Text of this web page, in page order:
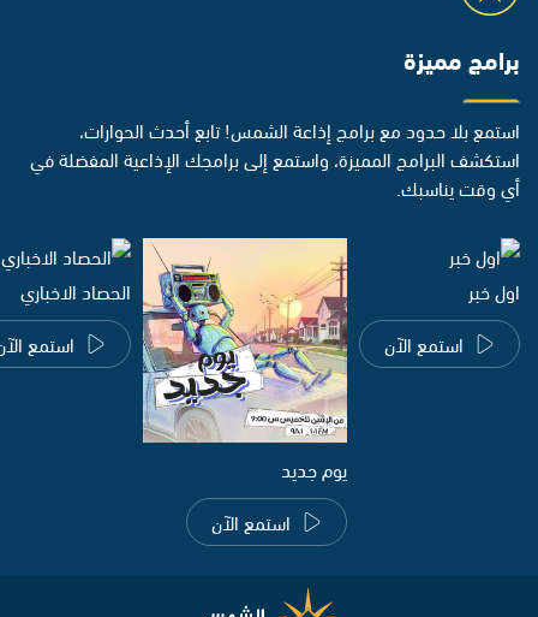
برامج مميزة
استمع بلا حدود مع برامج إذاعة الشمس! تابع أحدث الحوارات،
استكشف البرامج المميزة، واستمع إلى برامجك الإذاعية المفضلة في
أي وقت يناسبك.
اول خبر
استمع الآن
يوم جديد
استمع الآن
الحصاد الاخباري
استمع